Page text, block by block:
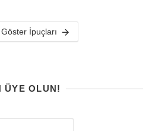
İpuçları
ÜYE OLUN!